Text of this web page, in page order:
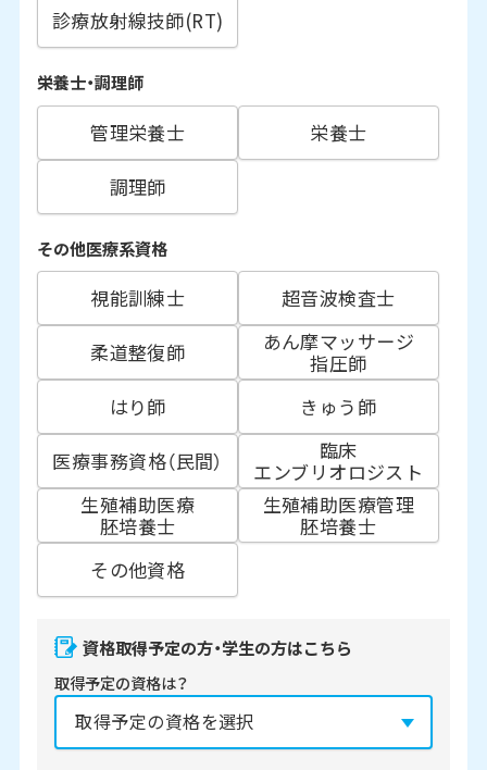
診療放射線技師(RT)
栄養士・調理師
管理栄養士
栄養士
調理師
その他医療系資格
視能訓練士
超音波検査士
柔道整復師
あん摩マッサージ
指圧師
はり師
きゅう師
医療事務資格（民間）
臨床
エンブリオロジスト
生殖補助医療
胚培養士
生殖補助医療管理
胚培養士
その他資格
資格取得予定の方・学生の方はこちら
取得予定の資格は？